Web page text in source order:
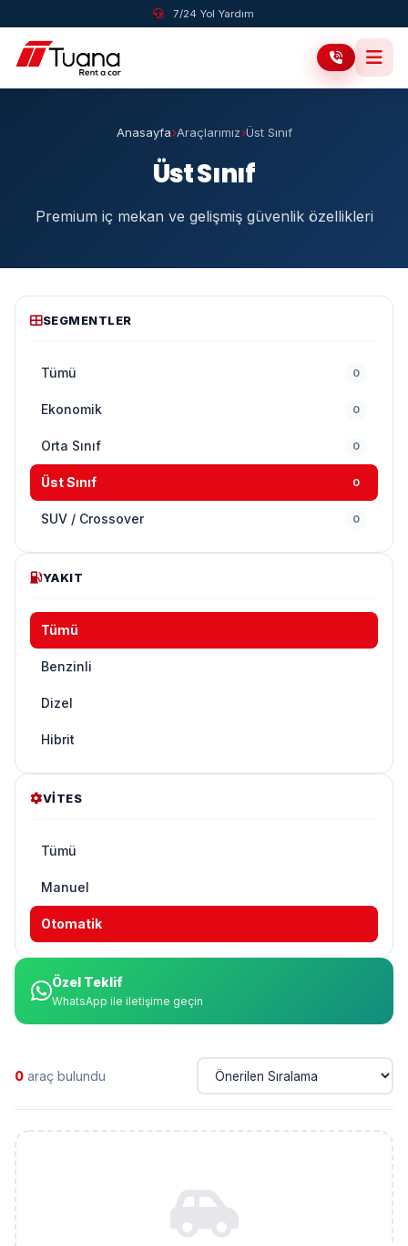
7/24 Yol Yardım
Anasayfa Araçlarımız Üst Sınıf
Üst Sınıf
Premium iç mekan ve gelişmiş güvenlik özellikleri
SEGMENTLER
Tümü 0
Ekonomik 0
Orta Sınıf 0
Üst Sınıf 0
SUV / Crossover 0
YAKIT
Tümü
Benzinli
Dizel
Hibrit
VITES
Tümü
Manuel
Otomatik
Özel Teklif
WhatsApp ile iletişime geçin
0 araç bulundu